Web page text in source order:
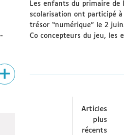
Les enfants du primaire de
scolarisation ont participé à
trésor “numérique” le 2
Co concepteurs du jeu, les
Articles
plus
récents